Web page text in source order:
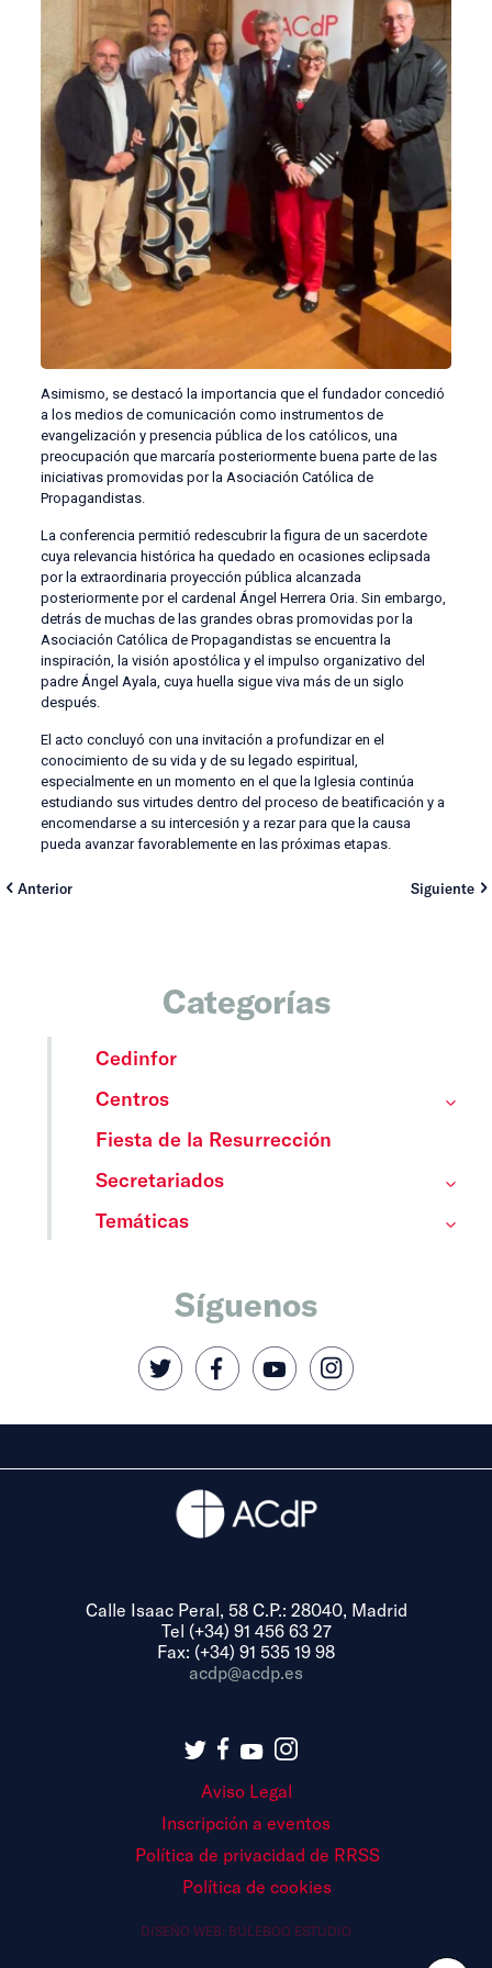
Asimismo, se destacó la importancia que el fundador concedió
a los medios de comunicación como instrumentos de
evangelización y presencia pública de los católicos, una
preocupación que marcaría posteriormente buena parte de las
iniciativas promovidas por la Asociación Católica de
Propagandistas.
La conferencia permitió redescubrir la figura de un sacerdote
cuya relevancia histórica ha quedado en ocasiones eclipsada
por la extraordinaria proyección pública alcanzada
posteriormente por el cardenal Ángel Herrera Oria. Sin embargo,
detrás de muchas de las grandes obras promovidas por la
Asociación Católica de Propagandistas se encuentra la
inspiración, la visión apostólica y el impulso organizativo del
padre Ángel Ayala, cuya huella sigue viva más de un siglo
después.
El acto concluyó con una invitación a profundizar en el
conocimiento de su vida y de su legado espiritual,
especialmente en un momento en el que la Iglesia continúa
estudiando sus virtudes dentro del proceso de beatificación y a
encomendarse a su intercesión y a rezar para que la causa
pueda avanzar favorablemente en las próximas etapas.
Anterior Siguiente
Categorías
Cedinfor
Centros
Fiesta de la Resurrección
Secretariados
Temáticas
Síguenos
Calle Isaac Peral, 58 C.P.: 28040, Madrid
Tel (+34) 91 456 63 27
Fax: (+34) 91 535 19 98
acdp@acdp.es
Aviso Legal
Inscripción a eventos
Política de privacidad de RRSS
Política de cookies
DISEÑO WEB: BULEBOO ESTUDIO